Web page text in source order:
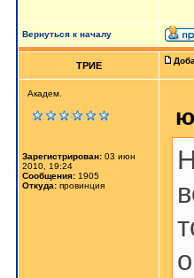
Вернуться к началу
ТРИЕ
Академ.
Зарегистрирован: 03 июн
2010, 19:24
Сообщения: 1905
Откуда: провинция